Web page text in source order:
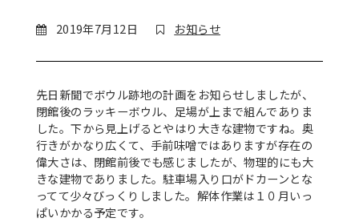
2019年7月12日 お知らせ
先日新聞でボウル跡地の計画をお知らせしましたが、
閉館後のラッキーボウル、足場が上まで組んでありま
した。下から見上げるとやはり大きな建物ですね。奥
行きがかなり広くて、手前味噌ではありますが存在の
偉大さは、閉館前後でも感じましたが、物理的にも大
きな建物でありました。駐車場入り口がドカーンとな
ってて少々びっくりしました。解体作業は１０月いっ
ぱいかかる予定です。